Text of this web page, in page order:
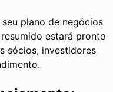
plano de negócios
estará pronto
sócios, investidores